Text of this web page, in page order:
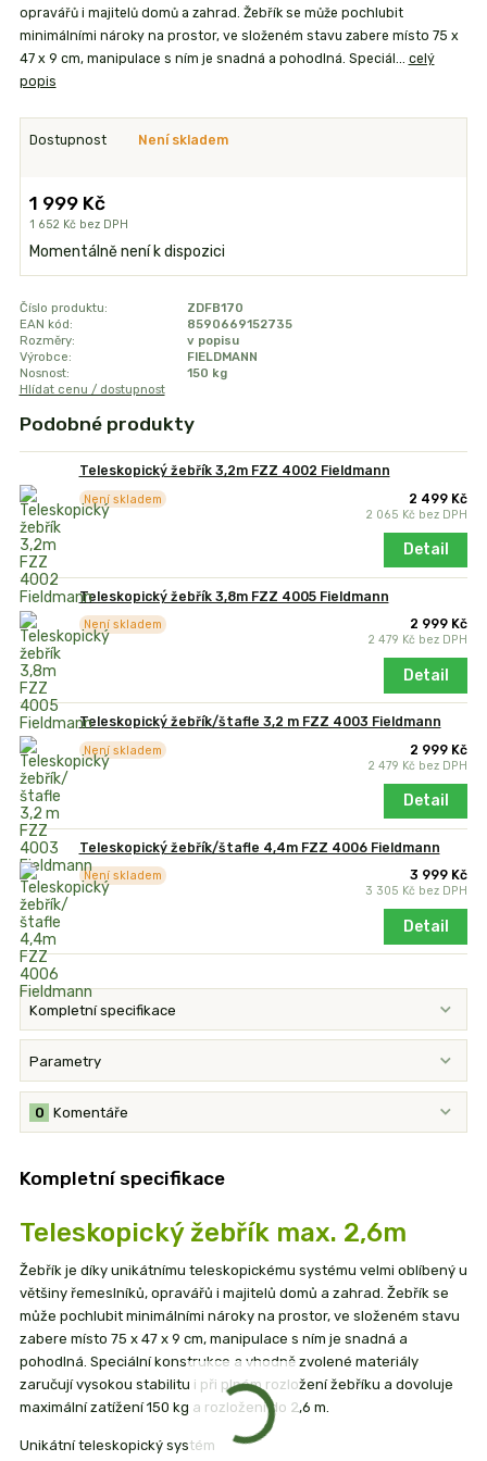
opravářů i majitelů domů a zahrad. Žebřík se může pochlubit
minimálními nároky na prostor, ve složeném stavu zabere místo 75 x
47 x 9 cm, manipulace s ním je snadná a pohodlná. Speciál... celý
popis
Dostupnost Není skladem
1 999 Kč
1 652 Kč bez DPH
Momentálně není k dispozici
Číslo produktu:
ZDFB170
EAN kód:
8590669152735
Rozměry:
v popisu
Výrobce:
FIELDMANN
Nosnost:
150 kg
Hlídat cenu / dostupnost
Podobné produkty
Teleskopický žebřík 3,2m FZZ 4002 Fieldmann
2 499 Kč
2 065 Kč bez DPH
Není skladem
Detail
Teleskopický žebřík 3,8m FZZ 4005 Fieldmann
2 999 Kč
2 479 Kč bez DPH
Není skladem
Detail
Teleskopický žebřík/štafle 3,2 m FZZ 4003 Fieldmann
2 999 Kč
2 479 Kč bez DPH
Není skladem
Detail
Teleskopický žebřík/štafle 4,4m FZZ 4006 Fieldmann
3 999 Kč
3 305 Kč bez DPH
Není skladem
Detail
Kompletní specifikace
Parametry
Komentáře
0
Kompletní specifikace
Teleskopický žebřík max. 2,6m
Žebřík je díky unikátnímu teleskopickému systému velmi oblíbený u
většiny řemeslníků, opravářů i majitelů domů a zahrad. Žebřík se
může pochlubit minimálními nároky na prostor, ve složeném stavu
zabere místo 75 x 47 x 9 cm, manipulace s ním je snadná a
pohodlná. Speciální konstrukce a vhodně zvolené materiály
zaručují vysokou stabilitu i při plném rozložení žebříku a dovoluje
maximální zatížení 150 kg a rozložení do 2,6 m.
Unikátní teleskopický systém